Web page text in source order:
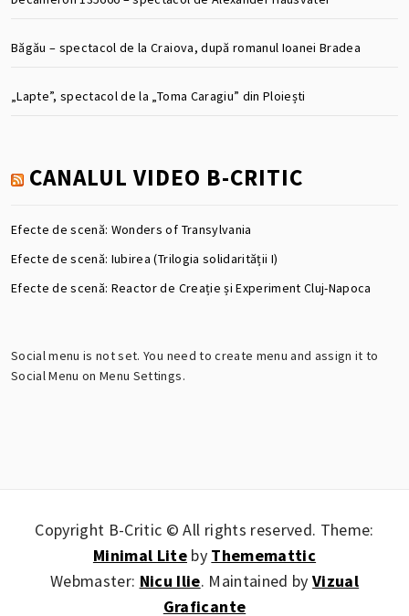
Băgău – spectacol de la Craiova, după romanul Ioanei Bradea
„Lapte”, spectacol de la „Toma Caragiu” din Ploiești
CANALUL VIDEO B-CRITIC
Efecte de scenă: Wonders of Transylvania
Efecte de scenă: Iubirea (Trilogia solidarității I)
Efecte de scenă: Reactor de Creație și Experiment Cluj-Napoca
Social menu is not set. You need to create menu and assign it to
Social Menu on Menu Settings.
Copyright B-Critic © All rights reserved. Theme:
Minimal Liteby Thememattic
Webmaster: Nicu Ilie. Maintained byVizual
Graficante